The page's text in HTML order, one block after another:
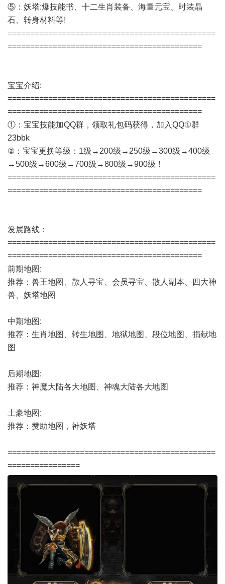
⑤：妖塔:爆技能书、十二生肖装备、海量元宝、时装晶
石、转身材料等!
==============================================
===========================================
宝宝介绍:
==============================================
===========================================
①：宝宝技能加QQ群，领取礼包码获得，加入QQ①群
23bbk
②：宝宝更换等级：1级→200级→250级→300级→400级
→500级→600级→700级→800级→900级！
==============================================
===========================================
发展路线：
==============================================
===========================================
前期地图:
推荐：兽王地图、散人寻宝、会员寻宝、散人副本、四大神
兽、妖塔地图
中期地图:
推荐：生肖地图、转生地图、地狱地图、段位地图、捐献地
图
后期地图:
推荐：神魔大陆各大地图、神魂大陆各大地图
土豪地图:
推荐：赞助地图，神妖塔
==============================================
================